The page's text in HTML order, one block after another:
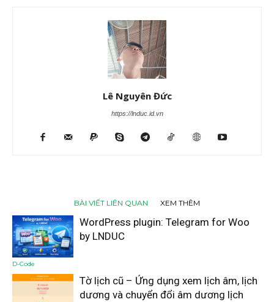
Lê Nguyên Đức
https://lnduc.id.vn
BÀI VIẾT LIÊN QUAN XEM THÊM
D-Code
WordPress plugin: Telegram for Woo
by LNDUC
Tờ lịch cũ – Ứng dụng xem lịch âm, lịch
dương và chuyển đổi âm dương lịch